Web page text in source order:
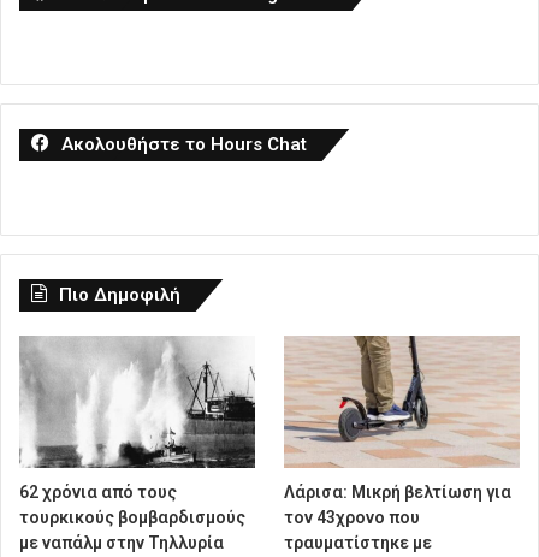
Ακολουθήστε το Hours Chat
Πιο Δημοφιλή
62 χρόνια από τους
τουρκικούς βομβαρδισμούς
με ναπάλμ στην Τηλλυρία
Λάρισα: Μικρή βελτίωση για
τον 43χρονο που
τραυματίστηκε με